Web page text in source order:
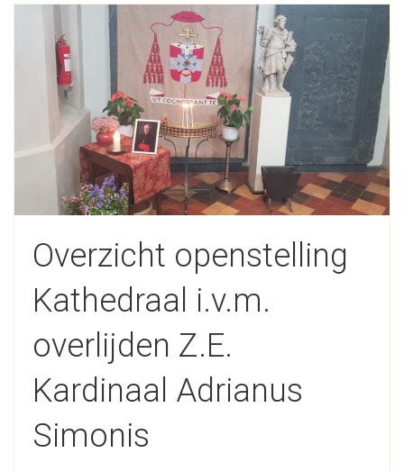
Overzicht openstelling
Kathedraal i.v.m.
overlijden Z.E.
Kardinaal Adrianus
Simonis